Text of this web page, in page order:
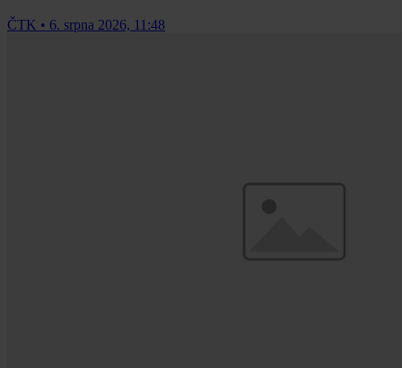
ČTK • 6. srpna 2026, 11:48